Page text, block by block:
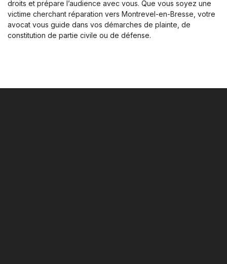
droits et prépare l’audience avec vous. Que vous soyez une
victime cherchant réparation vers Montrevel-en-Bresse, votre
avocat vous guide dans vos démarches de plainte, de
constitution de partie civile ou de défense.